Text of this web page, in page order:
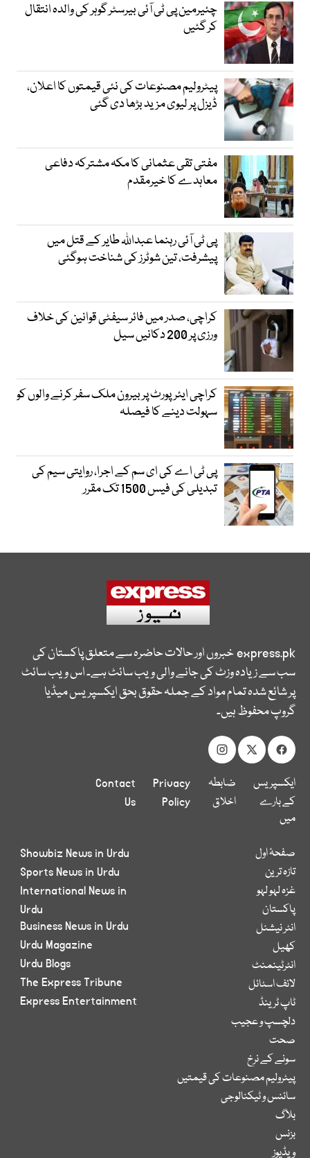
چئیرمین پی ٹی آئی بیرسٹر گوہر کی والدہ انتقال
کر گئیں
پیٹرولیم مصنوعات کی نئی قیمتوں کا اعلان،
ڈیزل پر لیوی مزید بڑھا دی گئی
مفتی تقی عثمانی کا مکہ مشترکہ دفاعی
معاہدے کا خیرمقدم
پی ٹی آئی رہنما عبداللہ طایر کے قتل میں
پیشرفت، تین شوٹرز کی شناخت ہوگئی
کراچی، صدر میں فائر سیفٹی قوانین کی خلاف
ورزی پر 200 دکانیں سیل
کراچی ایئرپورٹ پر بیرون ملک سفر کرنے والوں کو
سہولت دینے کا فیصلہ
پی ٹی اے کی ای سم کے اجرا، روایتی سیم کی
تبدیلی کی فیس 1500 تک مقرر
express.pkخبروں اور حالات حاضرہ سے متعلق پاکستان کی
سب سے زیادہ وزٹ کی جانے والی ویب سائٹ ہے۔ اس ویب سائٹ
پر شائع شدہ تمام مواد کے جملہ حقوق بحق ایکسپریس میڈیا
گروپ محفوظ ہیں۔
ایکسپریس
کے بارے
میں
ضابطہ
اخلاق
Privacy
Policy
Contact
Us
صفحۂ اول
تازہ ترین
غزہ لہو لہو
پاکستان
انٹر نیشنل
کھیل
انٹرٹینمنٹ
لائف اسٹائل
ٹاپ ٹرینڈ
دلچسپ و عجیب
صحت
سونے کے نرخ
پیٹرولیم مصنوعات کی قیمتیں
سائنس و ٹیکنالوجی
بلاگ
بزنس
ویڈیوز
Showbiz News in Urdu
Sports News in Urdu
International News in
Urdu
Business News in Urdu
Urdu Magazine
Urdu Blogs
The Express Tribune
Express Entertainment